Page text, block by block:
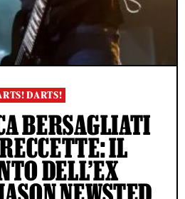
DARTS!
BERSAGLIATI
IL
DELL’EX